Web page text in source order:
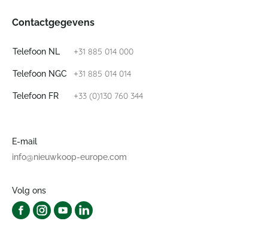
Contactgegevens
Telefoon NL +31 885 014 000
Telefoon NGC +31 885 014 014
Telefoon FR +33 (0)130 760 344
E-mail
info@nieuwkoop-europe.com
Volg ons